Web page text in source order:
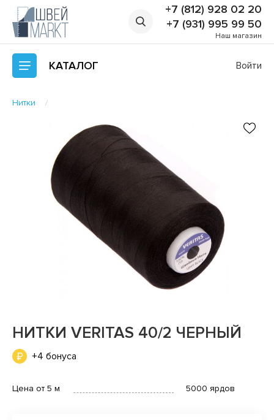
+7 (812) 928 02 20
+7 (931) 995 99 50
Наш магазин
КАТАЛОГ Войти
Нитки
НИТКИ VERITAS 40/2 ЧЕРНЫЙ
+4 бонуса
Цена от 5 м 5000 ярдов